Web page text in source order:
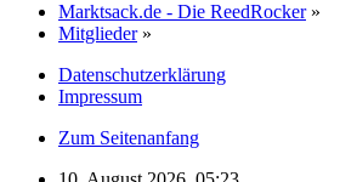
Marktsack.de - Die ReedRocker »
Mitglieder »
Datenschutzerklärung
Impressum
Zum Seitenanfang